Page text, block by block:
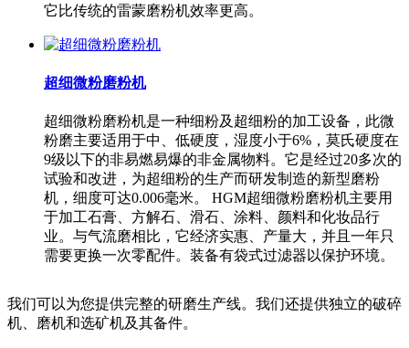
它比传统的雷蒙磨粉机效率更高。
超细微粉磨粉机
超细微粉磨粉机是一种细粉及超细粉的加工设备，此微
粉磨主要适用于中、低硬度，湿度小于6%，莫氏硬度在
9级以下的非易燃易爆的非金属物料。它是经过20多次的
试验和改进，为超细粉的生产而研发制造的新型磨粉
机，细度可达0.006毫米。 HGM超细微粉磨粉机主要用
于加工石膏、方解石、滑石、涂料、颜料和化妆品行
业。与气流磨相比，它经济实惠、产量大，并且一年只
需要更换一次零配件。装备有袋式过滤器以保护环境。
我们可以为您提供完整的研磨生产线。我们还提供独立的破碎
机、磨机和选矿机及其备件。